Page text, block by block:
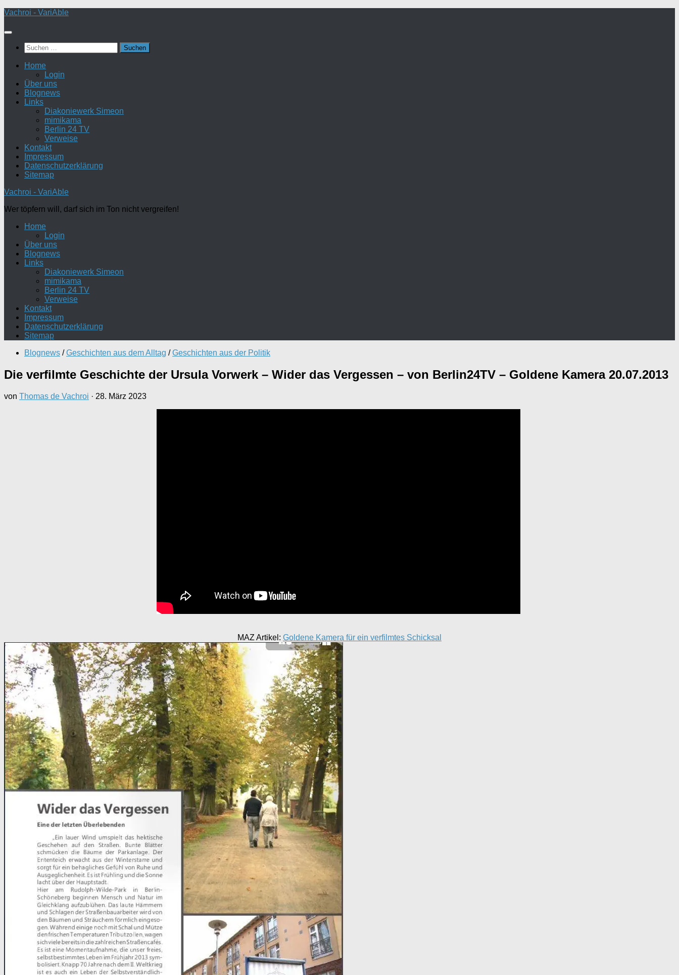
Zum
springen
Vachroi - VariAble
Suchen
nach:
Home
Login
Über uns
Blognews
Links
Diakoniewerk Simeon
mimikama
Berlin 24 TV
Verweise
Kontakt
Impressum
Datenschutzerklärung
Sitemap
Vachroi - VariAble
Wer töpfern will, darf sich im Ton nicht vergreifen!
Home
Login
Über uns
Blognews
Links
Diakoniewerk Simeon
mimikama
Berlin 24 TV
Verweise
Kontakt
Impressum
Datenschutzerklärung
Sitemap
Blognews / Geschichten aus dem Alltag / Geschichten aus der Politik
Die verfilmte Geschichte der Ursula Vorwerk – Wider das Vergessen – von Berlin24TV – Goldene Kamera 20.07.2013
von Thomas de Vachroi · 28. März 2023
MAZ Artikel: Goldene Kamera für ein verfilmtes Schicksal